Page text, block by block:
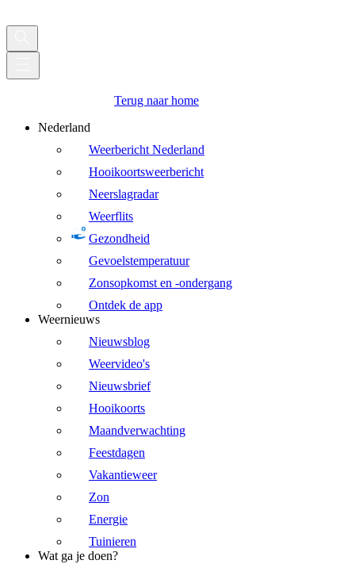
Terug naar home
Nederland
Weerbericht Nederland
Hooikoortsweerbericht
Neerslagradar
Weerflits
Gezondheid
Gevoelstemperatuur
Zonsopkomst en -ondergang
Ontdek de app
Weernieuws
Nieuwsblog
Weervideo's
Nieuwsbrief
Hooikoorts
Maandverwachting
Feestdagen
Vakantieweer
Zon
Energie
Tuinieren
Wat ga je doen?